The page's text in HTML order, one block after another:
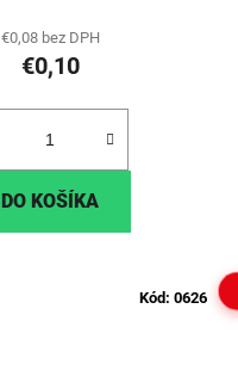
€0,08 bez DPH
€0,10
DO KOŠÍKA
Kód: 0626